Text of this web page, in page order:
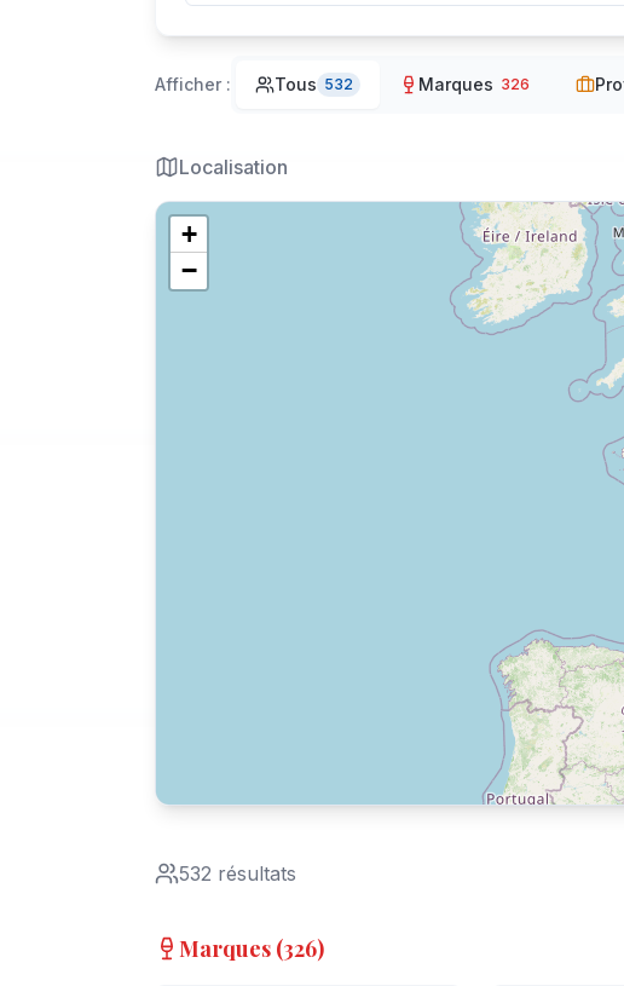
Afficher : Tous 532 Marques 326
Localisation
+
−
532 résultats
Marques (326)